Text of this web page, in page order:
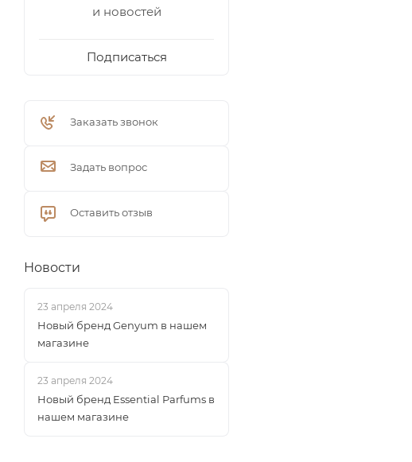
и новостей
Подписаться
Заказать звонок
Задать вопрос
Оставить отзыв
Новости
23 апреля 2024
Новый бренд Genyum в нашем
магазине
23 апреля 2024
Новый бренд Essential Parfums в
нашем магазине